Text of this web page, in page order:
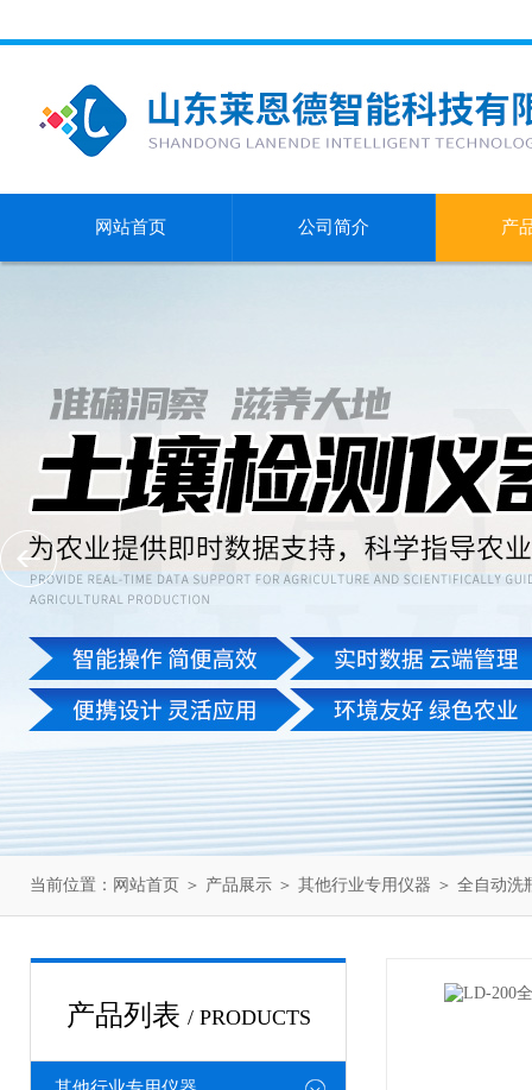
网站首页 公司简介 产
当前位置： 网站首页 ＞ 产品展示 ＞ 其他行业专用仪器 ＞ 全自动洗
产品列表 / PRODUCTS